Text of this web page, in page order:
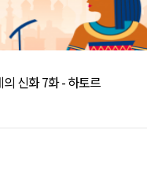
신화 7화 - 하토르